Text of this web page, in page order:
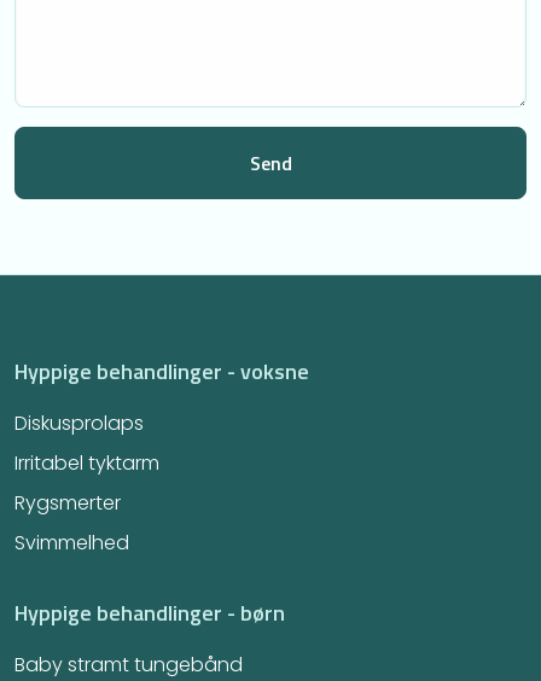
Hyppige behandlinger - voksne
Diskusprolaps
Irritabel tyktarm​
Rygsmerter
Svimmelhed
Hyppige behandlinger - børn
Baby stramt tungebånd